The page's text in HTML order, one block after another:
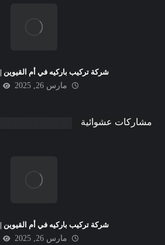
شركة تركيب باركيه في أم القيوين |0547149297
مارس 26, 2025
مشاركات عشوائية
شركة تركيب باركيه في أم القيوين |0547149297
مارس 26, 2025